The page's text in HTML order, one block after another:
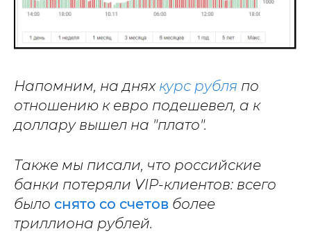
Напомним, на дняхкурс рубля по
отношению к евро подешевел, а к
доллару вышел на "плато".
Также мы писали, что российские
банки потеряли VIP-клиентов: всего
было снято со счетов более
триллиона рублей.